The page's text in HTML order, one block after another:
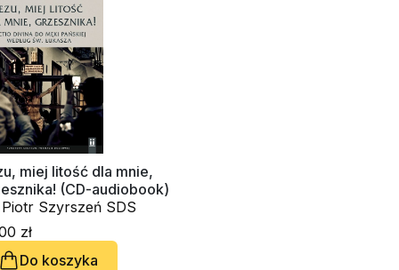
miej litość dla mnie,
(CD-audiobook)
Szyrszeń SDS
zł
Do koszyka